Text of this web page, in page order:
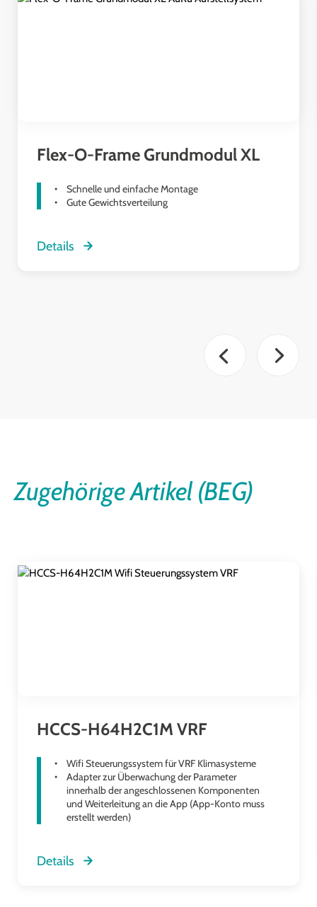
Flex-O-Frame Grundmodul XL
Schnelle und einfache Montage
Gute Gewichtsverteilung
Details
Zugehörige Artikel (BEG)
HCCS-H64H2C1M VRF
Wifi Steuerungssystem für VRF Klimasysteme
Adapter zur Überwachung der Parameter
innerhalb der angeschlossenen Komponenten
und Weiterleitung an die App (App-Konto muss
erstellt werden)
Details